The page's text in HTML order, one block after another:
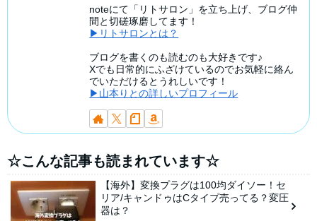
noteにて「リトサロン」を立ち上げ、ブログ仲
間と切磋琢磨してます！
▶リトサロンとは？
ブログを書くのも読むのも大好きです♪
Xでも日常的にふざけているのでお気軽に絡ん
でいただけるとうれしいです！
▶山本りとの詳しいプロフィール
☆こんな記事も読まれています☆
【海外】変換プラグは100均ダイソー！セ
リア/キャンドゥはCタイプ売ってる？変圧
器は？